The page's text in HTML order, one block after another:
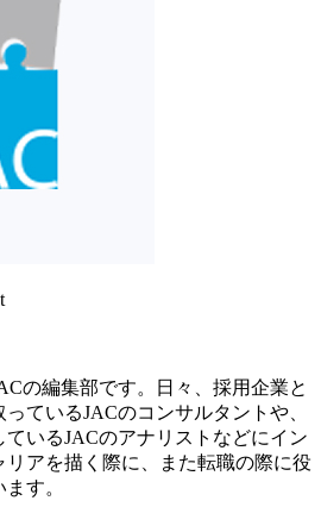
の編集部です。日々、採用企業と
ているJACのコンサルタントや、
いるJACのアナリストなどにイン
リアを描く際に、また転職の際に役
す。